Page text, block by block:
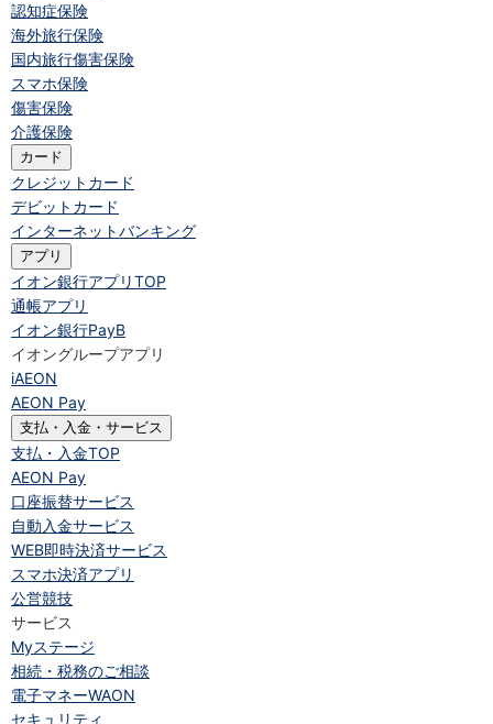
認知症保険
海外旅行保険
国内旅行傷害保険
スマホ保険
傷害保険
介護保険
カード
クレジットカード
デビットカード
インターネットバンキング
アプリ
イオン銀行アプリTOP
通帳アプリ
イオン銀行PayB
イオングループアプリ
iAEON
AEON Pay
支払・入金・サービス
支払・入金TOP
AEON Pay
口座振替サービス
自動入金サービス
WEB即時決済サービス
スマホ決済アプリ
公営競技
サービス
Myステージ
相続・税務のご相談
電子マネーWAON
セキュリティ